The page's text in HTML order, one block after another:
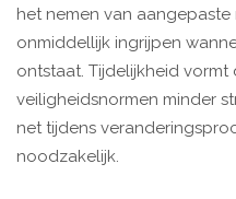
het nemen van
onmiddellijk ingrijpen
ontstaat. Tijdelijkheid
veiligheidsnormen minder
net tijdens
noodzakelijk.